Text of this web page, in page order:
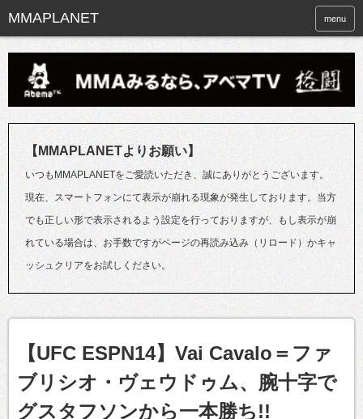
menu
【MMAPLANETよりお願い】
いつもMMAPLANETをご愛読いただき、誠にありがとうございます。
現在、スマートフォンにて表示が崩れる現象が発生しております。当方
でも正しい形で表示されるよう設定を行っておりますが、もし表示が崩
れている場合は、お手数ですがページの再読み込み（リロード）かキャ
ッシュクリアをお試しください。
【UFC ESPN14】Vai Cavalo＝ファ
ブリシオ・ヴェウドゥム、腕十字で
グスタフソンから一本勝ち!!